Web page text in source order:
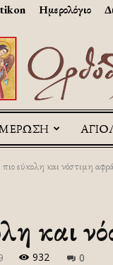
Ημερολόγιο
εύκολη και νόστιμη
και
932 0